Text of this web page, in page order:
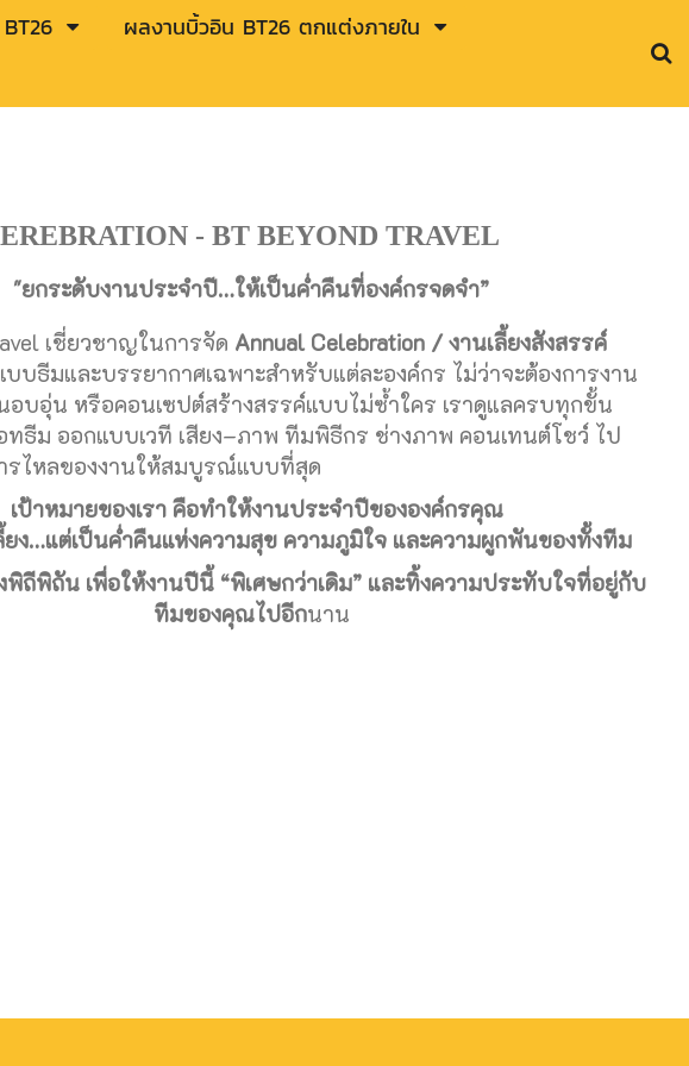
ผลงานบิ้วอิน BT26 ตกแต่งภายใน
- BT BEYOND TRAVEL
"ยกระดับงานประจำปี…ให้เป็นค่ำคืนที่องค์กรจดจำ”
เชี่ยวชาญในการจัด Annual Celebration / งานเลี้ยงสังสรรค์
บธีมและบรรยากาศเฉพาะสำหรับแต่ละองค์กร ไม่ว่าจะต้องการงาน
อบอุ่น หรือคอนเซปต์สร้างสรรค์แบบไม่ซ้ำใคร เราดูแลครบทุกขั้น
ทธีม ออกแบบเวที เสียง–ภาพ ทีมพิธีกร ช่างภาพ คอนเทนต์โชว์ ไป
รไหลของงานให้สมบูรณ์แบบที่สุด
เป้าหมายของเรา คือทำให้งานประจำปีขององค์กรคุณ
ยง…แต่เป็นค่ำคืนแห่งความสุข ความภูมิใจ และความผูกพันของทั้งทีม
พิถีพิถัน เพื่อให้งานปีนี้ “พิเศษกว่าเดิม” และทิ้งความประทับใจที่อยู่กับ
ทีมของคุณไปอีกนาน